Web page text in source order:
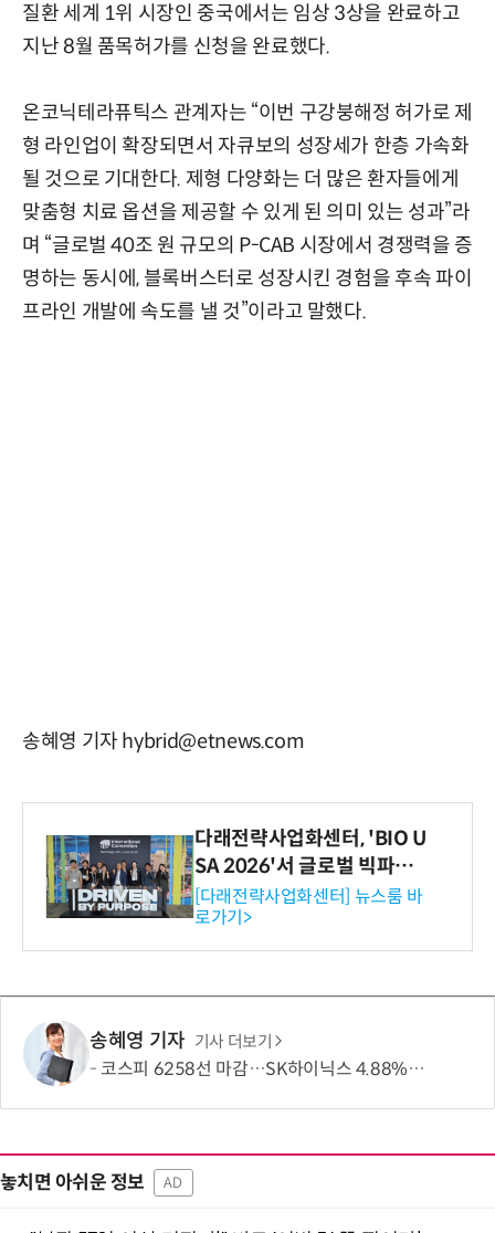
질환 세계 1위 시장인 중국에서는 임상 3상을 완료하고
지난 8월 품목허가를 신청을 완료했다.
온코닉테라퓨틱스 관계자는 “이번 구강붕해정 허가로 제
형 라인업이 확장되면서 자큐보의 성장세가 한층 가속화
될 것으로 기대한다. 제형 다양화는 더 많은 환자들에게
맞춤형 치료 옵션을 제공할 수 있게 된 의미 있는 성과”라
며 “글로벌 40조 원 규모의 P-CAB 시장에서 경쟁력을 증
명하는 동시에, 블록버스터로 성장시킨 경험을 후속 파이
프라인 개발에 속도를 낼 것”이라고 말했다.
송혜영 기자 hybrid@etnews.com
다래전략사업화센터, 'BIO U
SA 2026'서 글로벌 빅파마
와의 비즈니스 미팅 지원…K
-바이오 해외 진출 교두보 확
보
[다래전략사업화센터] 뉴스룸 바
로가기>
송혜영 기자 기사 더보기
코스피 6258선 마감…SK하이닉스 4.88% 내려
놓치면 아쉬운 정보 AD